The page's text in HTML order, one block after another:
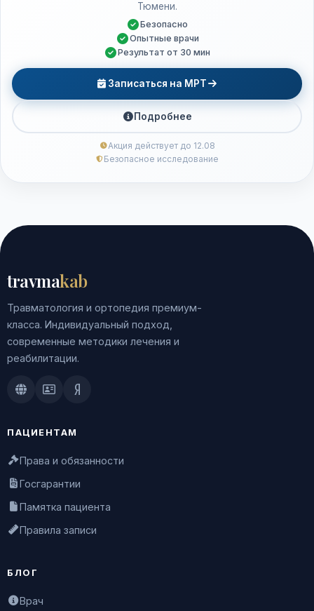
Тюмени.
Безопасно
Опытные врачи
Результат от 30 мин
Записаться на МРТ
Подробнее
Акция действует до 12.08
Безопасное исследование
travmakab
Травматология и ортопедия премиум-
класса. Индивидуальный подход,
современные методики лечения и
реабилитации.
Doctu.ruПроДокторов
Яндекс.Здоровье
ПАЦИЕНТАМ
Права и обязанности
Госгарантии
Памятка пациента
Правила записи
БЛОГ
Врач